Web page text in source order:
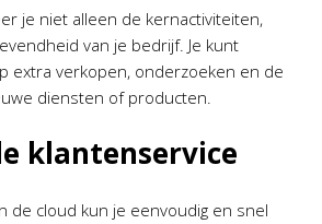
je niet alleen de kernactiviteiten,
van je bedrijf. Je kunt
extra verkopen, onderzoeken en de
diensten of producten.
klantenservice
de cloud kun je eenvoudig en snel